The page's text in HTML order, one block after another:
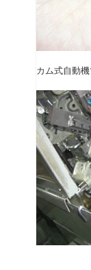
カム式自動